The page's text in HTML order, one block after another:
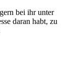
bei ihr unter
daran habt, zu